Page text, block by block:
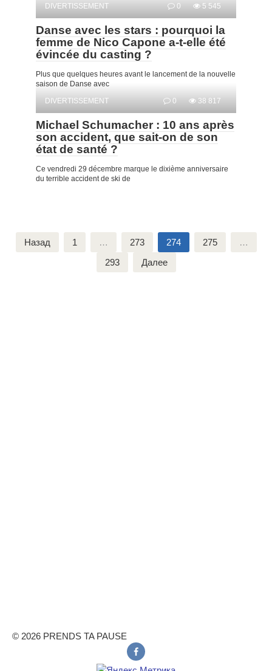
DIVERTISSEMENT
0 5 545
Danse avec les stars : pourquoi la
femme de Nico Capone a-t-elle été
évincée du casting ?
Plus que quelques heures avant le lancement de la nouvelle
saison de Danse avec
DIVERTISSEMENT
0 38 817
Michael Schumacher : 10 ans après
son accident, que sait-on de son
état de santé ?
Ce vendredi 29 décembre marque le dixième anniversaire
du terrible accident de ski de
Пагинация
записей
Назад 1 … 273 274 275
…
293
Далее
© 2026 PRENDS TA PAUSE